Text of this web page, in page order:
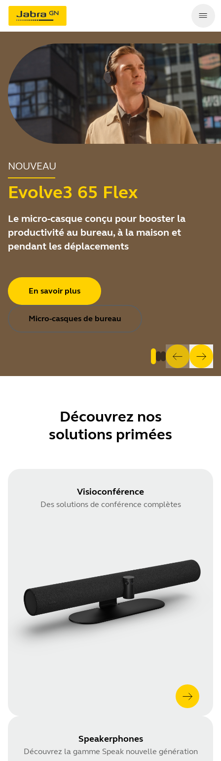
NOUVEAU
Evolve3 65 Flex
Le micro-casque conçu pour booster la
productivité au bureau, à la maison et
pendant les déplacements
En savoir plus
Micro-casques de bureau
Découvrez nos
solutions primées
Visioconférence
Des solutions de conférence complètes
Speakerphones
Découvrez la gamme Speak nouvelle génération